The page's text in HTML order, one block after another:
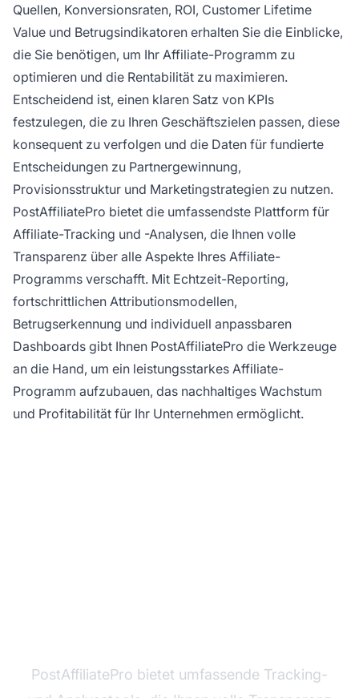
Quellen, Konversionsraten, ROI, Customer Lifetime
Value und Betrugsindikatoren erhalten Sie die Einblicke,
die Sie benötigen, um Ihr Affiliate-Programm zu
optimieren und die Rentabilität zu maximieren.
Entscheidend ist, einen klaren Satz von KPIs
festzulegen, die zu Ihren Geschäftszielen passen, diese
konsequent zu verfolgen und die Daten für fundierte
Entscheidungen zu Partnergewinnung,
Provisionsstruktur und Marketingstrategien zu nutzen.
PostAffiliatePro bietet die umfassendste Plattform für
Affiliate-Tracking und -Analysen, die Ihnen volle
Transparenz über alle Aspekte Ihres Affiliate-
Programms verschafft. Mit Echtzeit-Reporting,
fortschrittlichen Attributionsmodellen,
Betrugserkennung und individuell anpassbaren
Dashboards gibt Ihnen PostAffiliatePro die Werkzeuge
an die Hand, um ein leistungsstarkes Affiliate-
Programm aufzubauen, das nachhaltiges Wachstum
und Profitabilität für Ihr Unternehmen ermöglicht.
PostAffiliatePro bietet umfassende Tracking-